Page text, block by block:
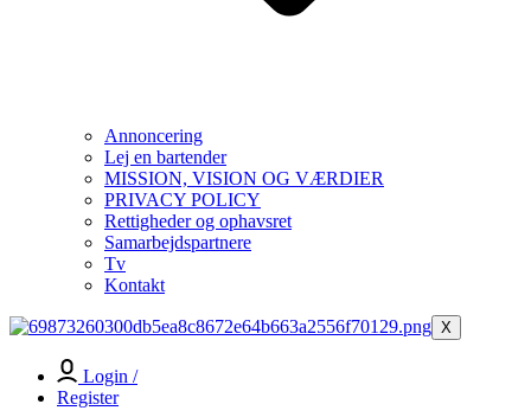
Annoncering
Lej en bartender
MISSION, VISION OG VÆRDIER
PRIVACY POLICY
Rettigheder og ophavsret
Samarbejdspartnere
Tv
Kontakt
X
Login /
Register